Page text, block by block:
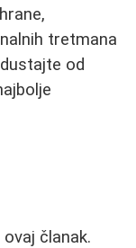
tretmana
od
članak.